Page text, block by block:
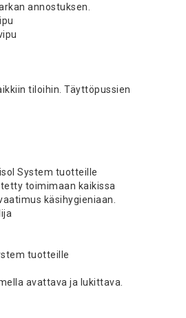
annostuksen.
tiloihin. Täyttöpussien
System tuotteille
toimimaan kaikissa
käsihygieniaan.
tuotteille
avattava ja lukittava.